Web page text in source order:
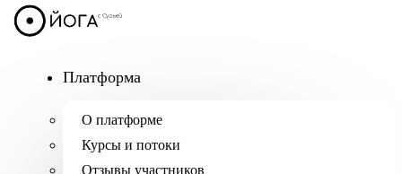
Платформа
О платформе
Курсы и потоки
Отзывы участников